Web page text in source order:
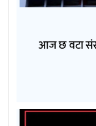
आज छ वटा